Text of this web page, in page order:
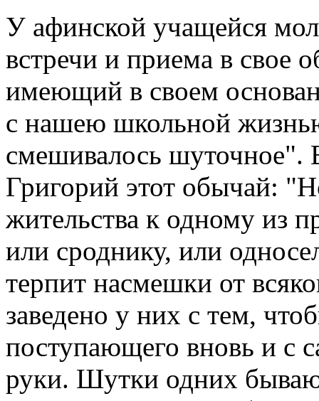
У афинской учащейся
встречи и приема в свое
имеющий в своем
с нашею школьной
смешивалось шуточное".
Григорий этот обычай:
жительства к одному из
или сроднику, или
терпит насмешки от
заведено у них с тем,
поступающего вновь и с
руки. Шутки одних